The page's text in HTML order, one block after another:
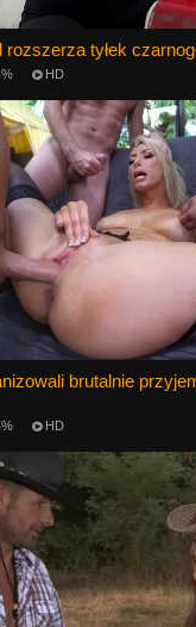
rozszerza tyłek
HD
brutalnie
HD